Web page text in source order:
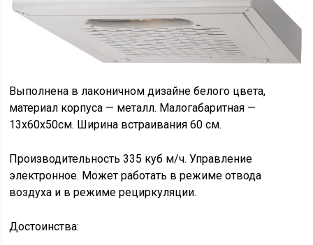
Выполнена в лаконичном дизайне белого цвета,
материал корпуса — металл. Малогабаритная —
13x60x50см. Ширина встраивания 60 см.
Производительность 335 куб м/ч. Управление
электронное. Может работать в режиме отвода
воздуха и в режиме рециркуляции.
Достоинства: